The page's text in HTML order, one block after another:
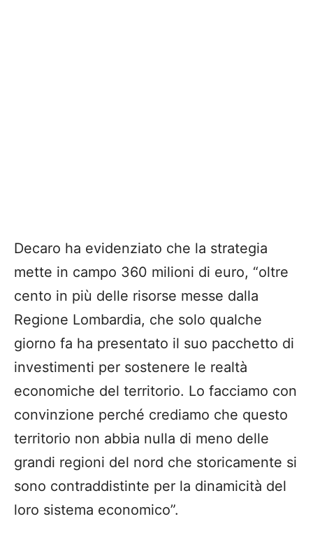
Decaro ha evidenziato che la strategia
mette in campo 360 milioni di euro, “oltre
cento in più delle risorse messe dalla
Regione Lombardia, che solo qualche
giorno fa ha presentato il suo pacchetto di
investimenti per sostenere le realtà
economiche del territorio. Lo facciamo con
convinzione perché crediamo che questo
territorio non abbia nulla di meno delle
grandi regioni del nord che storicamente si
sono contraddistinte per la dinamicità del
loro sistema economico”.